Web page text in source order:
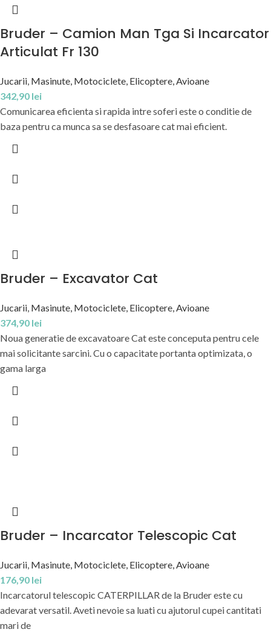
Bruder – Camion Man Tga Si Incarcator
Articulat Fr 130
Jucarii, Masinute, Motociclete, Elicoptere, Avioane
342,90 lei
Comunicarea eficienta si rapida intre soferi este o conditie de
baza pentru ca munca sa se desfasoare cat mai eficient.
Bruder – Excavator Cat
Jucarii, Masinute, Motociclete, Elicoptere, Avioane
374,90 lei
Noua generatie de excavatoare Cat este conceputa pentru cele
mai solicitante sarcini. Cu o capacitate portanta optimizata, o
gama larga
Bruder – Incarcator Telescopic Cat
Jucarii, Masinute, Motociclete, Elicoptere, Avioane
176,90 lei
Incarcatorul telescopic CATERPILLAR de la Bruder este cu
adevarat versatil. Aveti nevoie sa luati cu ajutorul cupei cantitati
mari de